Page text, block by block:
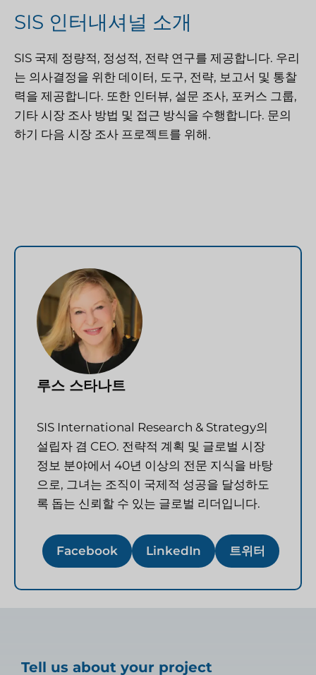
SIS 인터내셔널 소개
SIS 국제 정량적, 정성적, 전략 연구를 제공합니다. 우리
는 의사결정을 위한 데이터, 도구, 전략, 보고서 및 통찰
력을 제공합니다. 또한 인터뷰, 설문 조사, 포커스 그룹,
기타 시장 조사 방법 및 접근 방식을 수행합니다. 문의
하기 다음 시장 조사 프로젝트를 위해.
루스 스타나트
SIS International Research & Strategy의
설립자 겸 CEO. 전략적 계획 및 글로벌 시장
정보 분야에서 40년 이상의 전문 지식을 바탕
으로, 그녀는 조직이 국제적 성공을 달성하도
록 돕는 신뢰할 수 있는 글로벌 리더입니다.
Facebook LinkedIn 트위터
Tell us about your project